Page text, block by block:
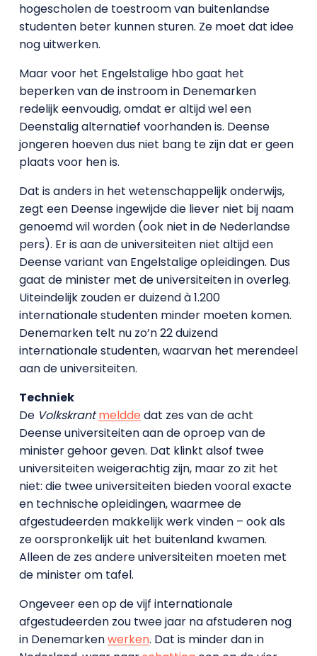
hogescholen de toestroom van buitenlandse
studenten beter kunnen sturen. Ze moet dat idee
nog uitwerken.
Maar voor het Engelstalige hbo gaat het
beperken van de instroom in Denemarken
redelijk eenvoudig, omdat er altijd wel een
Deenstalig alternatief voorhanden is. Deense
jongeren hoeven dus niet bang te zijn dat er geen
plaats voor hen is.
Dat is anders in het wetenschappelijk onderwijs,
zegt een Deense ingewijde die liever niet bij naam
genoemd wil worden (ook niet in de Nederlandse
pers). Er is aan de universiteiten niet altijd een
Deense variant van Engelstalige opleidingen. Dus
gaat de minister met de universiteiten in overleg.
Uiteindelijk zouden er duizend à 1.200
internationale studenten minder moeten komen.
Denemarken telt nu zo’n 22 duizend
internationale studenten, waarvan het merendeel
aan de universiteiten.
Techniek
De Volkskrant melddedat zes van de acht
Deense universiteiten aan de oproep van de
minister gehoor geven. Dat klinkt alsof twee
universiteiten weigerachtig zijn, maar zo zit het
niet: die twee universiteiten bieden vooral exacte
en technische opleidingen, waarmee de
afgestudeerden makkelijk werk vinden – ook als
ze oorspronkelijk uit het buitenland kwamen.
Alleen de zes andere universiteiten moeten met
de minister om tafel.
Ongeveer een op de vijf internationale
afgestudeerden zou twee jaar na afstuderen nog
in Denemarkenwerken. Dat is minder dan in